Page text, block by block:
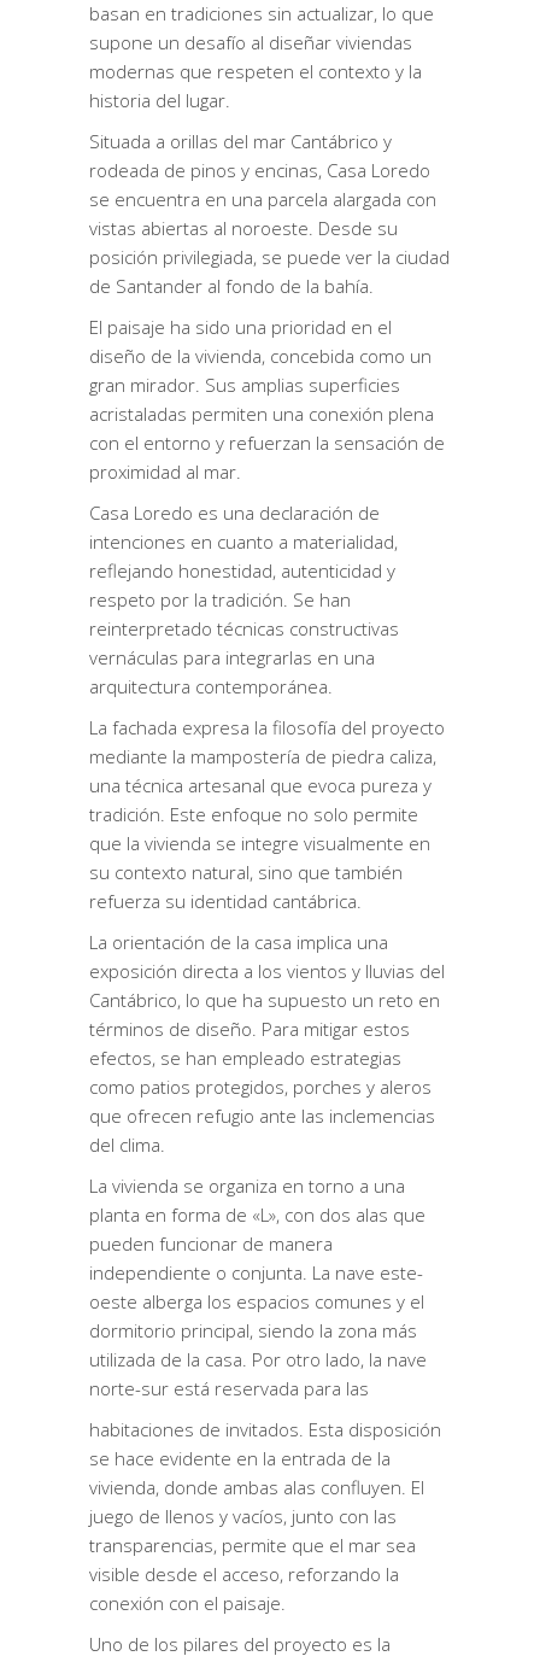
basan en tradiciones sin actualizar, lo que
supone un desafío al diseñar viviendas
modernas que respeten el contexto y la
historia del lugar.
Situada a orillas del mar Cantábrico y
rodeada de pinos y encinas, Casa Loredo
se encuentra en una parcela alargada con
vistas abiertas al noroeste. Desde su
posición privilegiada, se puede ver la ciudad
de Santander al fondo de la bahía.
El paisaje ha sido una prioridad en el
diseño de la vivienda, concebida como un
gran mirador. Sus amplias superficies
acristaladas permiten una conexión plena
con el entorno y refuerzan la sensación de
proximidad al mar.
Casa Loredo es una declaración de
intenciones en cuanto a materialidad,
reflejando honestidad, autenticidad y
respeto por la tradición. Se han
reinterpretado técnicas constructivas
vernáculas para integrarlas en una
arquitectura contemporánea.
La fachada expresa la filosofía del proyecto
mediante la mampostería de piedra caliza,
una técnica artesanal que evoca pureza y
tradición. Este enfoque no solo permite
que la vivienda se integre visualmente en
su contexto natural, sino que también
refuerza su identidad cantábrica.
La orientación de la casa implica una
exposición directa a los vientos y lluvias del
Cantábrico, lo que ha supuesto un reto en
términos de diseño. Para mitigar estos
efectos, se han empleado estrategias
como patios protegidos, porches y aleros
que ofrecen refugio ante las inclemencias
del clima.
La vivienda se organiza en torno a una
planta en forma de «L», con dos alas que
pueden funcionar de manera
independiente o conjunta. La nave este-
oeste alberga los espacios comunes y el
dormitorio principal, siendo la zona más
utilizada de la casa. Por otro lado, la nave
norte-sur está reservada para las
habitaciones de invitados. Esta disposición
se hace evidente en la entrada de la
vivienda, donde ambas alas confluyen. El
juego de llenos y vacíos, junto con las
transparencias, permite que el mar sea
visible desde el acceso, reforzando la
conexión con el paisaje.
Uno de los pilares del proyecto es la